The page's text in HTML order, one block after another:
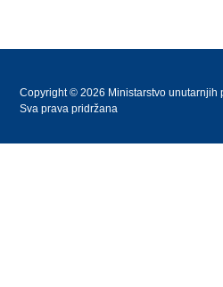
Copyright © 2026 Ministarstvo unutarnjih
Sva prava pridržana